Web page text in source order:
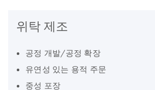
위탁 제조
공정 개발/공정 확장
유연성 있는 용적 주문
중성 포장